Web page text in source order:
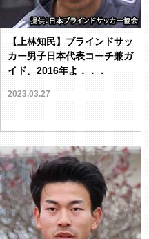
【上林知民】ブラインドサッ
カー男子日本代表コーチ兼ガ
イド。2016年よ．．．
2023.03.27